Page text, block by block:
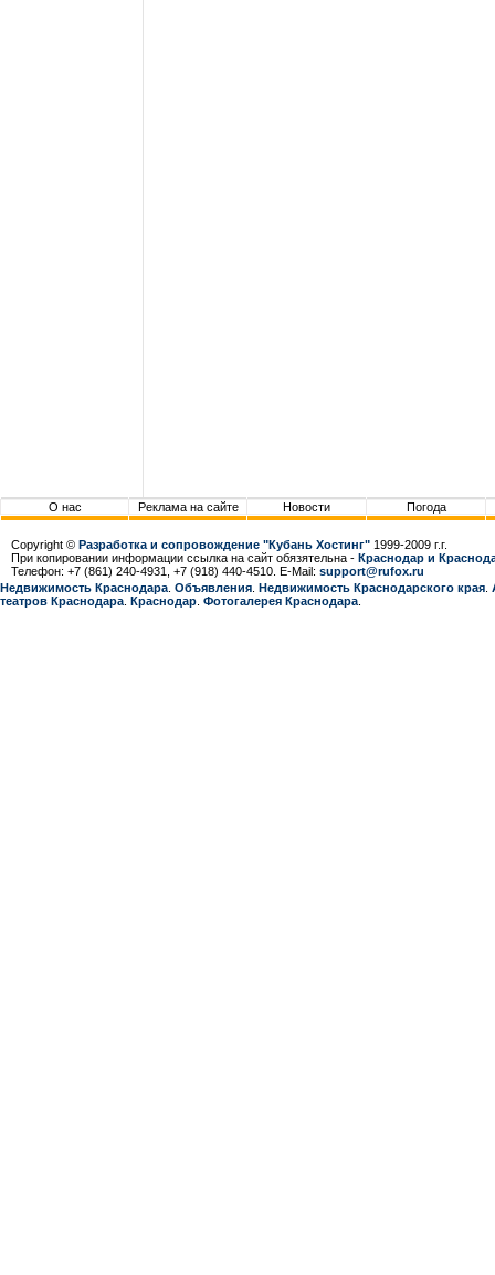
О нас Реклама на сайте Новости Погода
Copyright © Разработка и сопровождение "Кубань Хостинг" 1999-2009 г.г.
При копировании информации ссылка на сайт обязятельна - Краснодар и
Телефон: +7 (861) 240-4931, +7 (918) 440-4510. E-Mail: support@rufox.ru
Недвижимость Краснодара Объявления Недвижимость Краснодарcкого края
театров Краснодара Краснодар Фотогалерея Краснодара